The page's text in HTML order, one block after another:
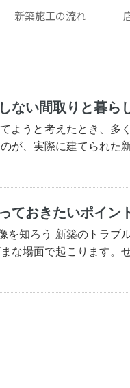
新築施工の流れ
ない間取りと暮ら
ようと考えたとき、
が、実際に建てられた
ておきたいポイン
を知ろう 新築のトラ
な場面で起こります。